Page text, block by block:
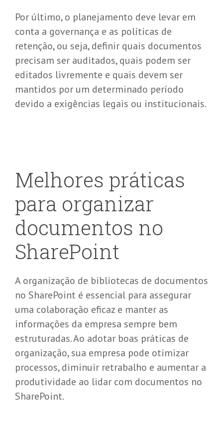
Por último, o planejamento deve levar em
conta a governança e as políticas de
retenção, ou seja, definir quais documentos
precisam ser auditados, quais podem ser
editados livremente e quais devem ser
mantidos por um determinado período
devido a exigências legais ou institucionais.
Melhores práticas
para organizar
documentos no
SharePoint
A organização de bibliotecas de documentos
no SharePoint é essencial para assegurar
uma colaboração eficaz e manter as
informações da empresa sempre bem
estruturadas. Ao adotar boas práticas de
organização, sua empresa pode otimizar
processos, diminuir retrabalho e aumentar a
produtividade ao lidar com documentos no
SharePoint.